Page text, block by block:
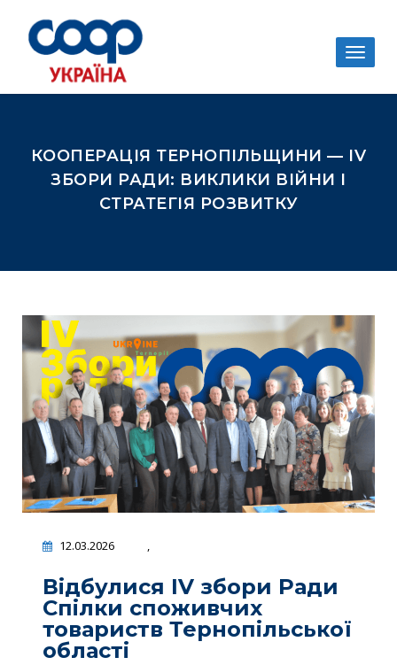
КООПЕРАЦІЯ ТЕРНОПІЛЬЩИНИ — IV
ЗБОРИ РАДИ: ВИКЛИКИ ВІЙНИ І
СТРАТЕГІЯ РОЗВИТКУ
12.03.2026 ,
Відбулися IV збори Ради
Спілки споживчих
товариств Тернопільської
області